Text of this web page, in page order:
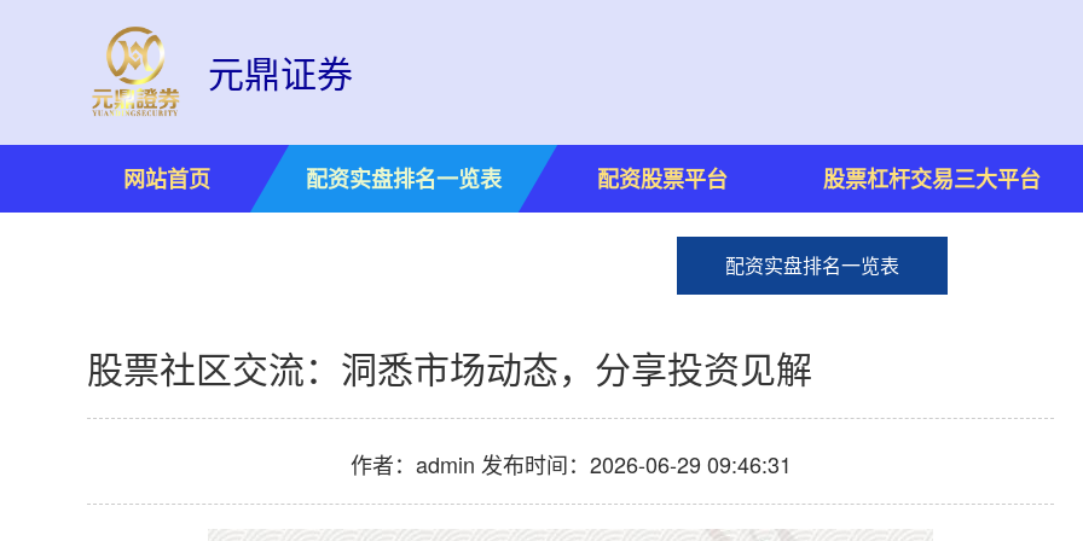
元鼎证券
网站首页 配资实盘排名一览表 配资股票平台 股票杠杆交易三大平台
配资实盘排名一览表
股票社区交流：洞悉市场动态，分享投资见解
作者：admin 发布时间：2026-06-29 09:46:31